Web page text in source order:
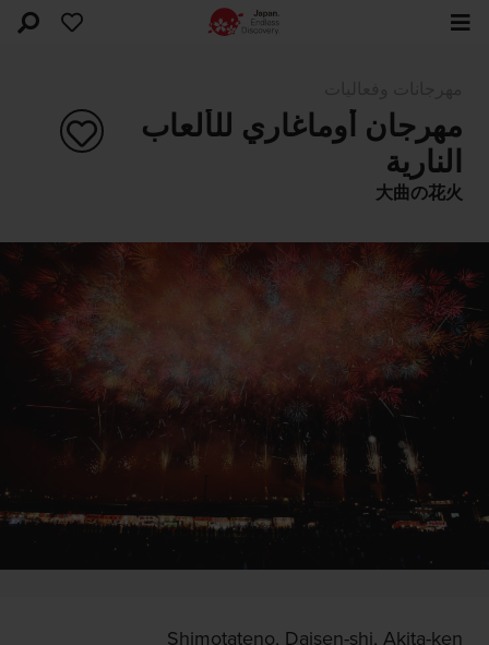
مهرجان أوماغاري للألعاب
النارية
大曲の花火
Shimotateno, Daisen-shi, Akita-ken